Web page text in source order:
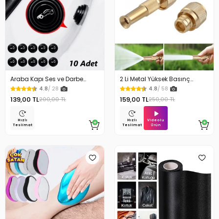
Araba Kapı Ses ve Darbe
Emici Pad 10 Adet
4.8/ 28
139,00 TL200,00 TL
Hızlı
Teslimat
2 Li Metal Yüksek Basınç
Yağmurlamalı Hortum Ucu
4.8/ 58
159,00 TL250,00 TL
Hızlı
Teslimat
Videolu
Ürün